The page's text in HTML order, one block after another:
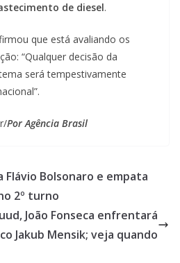
de diesel.
que está avaliando os
“Qualquer decisão da
será tempestivamente
Por Agência Brasil
Flávio Bolsonaro e empata
2º turno
João Fonseca enfrentará
Jakub Mensik; veja quando